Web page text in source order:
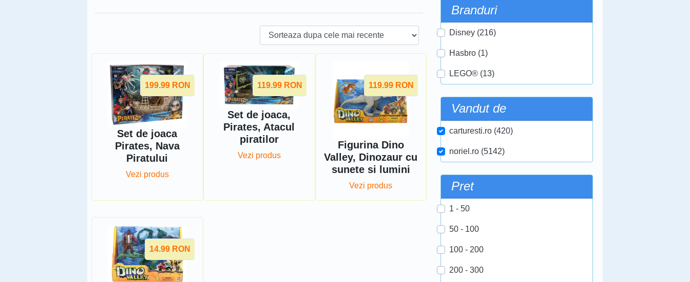
199.99 RON
Set de joaca
Pirates, Nava
Piratului
Vezi produs
119.99 RON
Set de joaca,
Pirates, Atacul
piratilor
Vezi produs
119.99 RON
Figurina Dino
Valley, Dinozaur cu
sunete si lumini
Vezi produs
14.99 RON
Branduri
Disney (216)
Hasbro (1)
LEGO® (13)
Vandut de
carturesti.ro (420)
noriel.ro (5142)
Pret
1 - 50
50 - 100
100 - 200
200 - 300